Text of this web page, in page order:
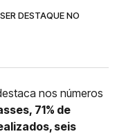
DESTAQUE NO
nos números
71% de
seis